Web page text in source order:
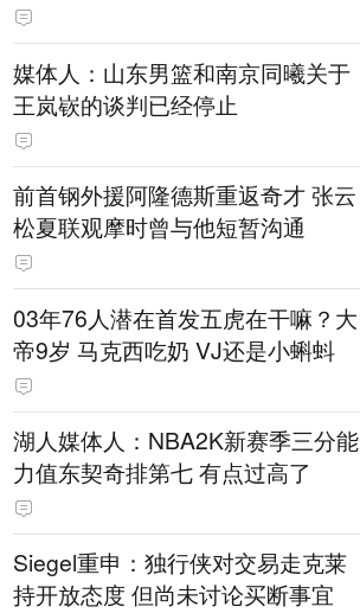
媒体人：山东男篮和南京同曦关于
王岚嵚的谈判已经停止
前首钢外援阿隆德斯重返奇才 张云
松夏联观摩时曾与他短暂沟通
03年76人潜在首发五虎在干嘛？大
帝9岁 马克西吃奶 VJ还是小蝌蚪
湖人媒体人：NBA2K新赛季三分能
力值东契奇排第七 有点过高了
Siegel重申：独行侠对交易走克莱
持开放态度 但尚未讨论买断事宜